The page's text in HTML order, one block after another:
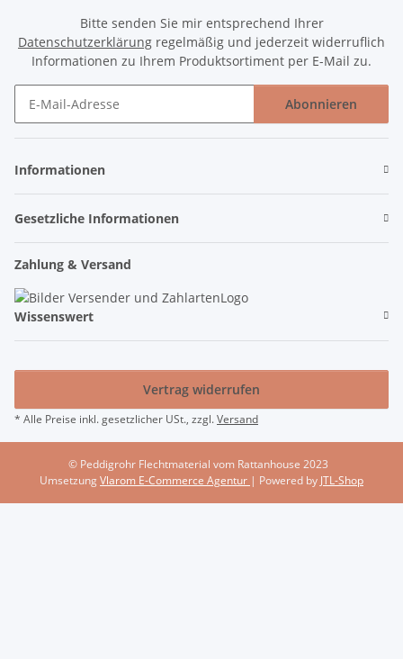
Bitte senden Sie mir entsprechend Ihrer
Datenschutzerklärung regelmäßig und jederzeit widerruflich
Informationen zu Ihrem Produktsortiment per E-Mail zu.
Abonnieren
Informationen
Gesetzliche Informationen
Zahlung & Versand
Wissenswert
Vertrag widerrufen
* Alle Preise inkl. gesetzlicher USt., zzgl.Versand
© Peddigrohr Flechtmaterial vom Rattanhouse 2023
UmsetzungVlarom E-Commerce Agentur | Powered by JTL-Shop